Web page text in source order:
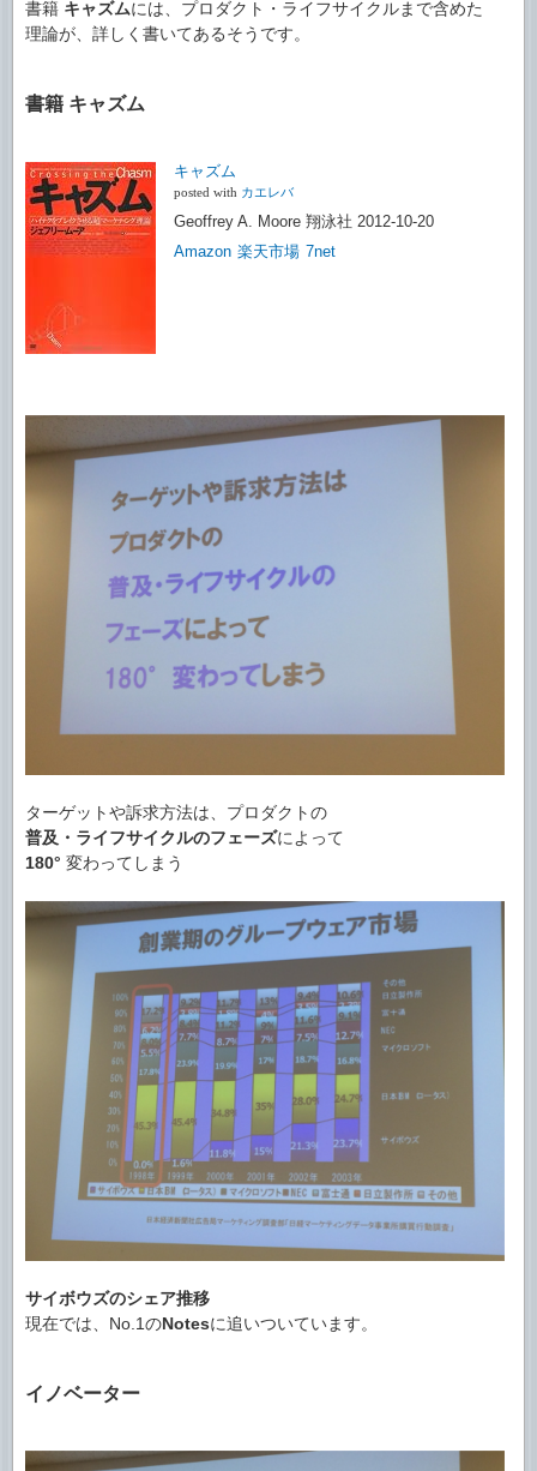
書籍 キャズムには、プロダクト・ライフサイクルまで含めた
理論が、詳しく書いてあるそうです。
書籍 キャズム
キャズム
posted with カエレバ
Geoffrey A. Moore 翔泳社 2012-10-20
Amazon 楽天市場 7net
ターゲットや訴求方法は、プロダクトの
普及・ライフサイクルのフェーズによって
180° 変わってしまう
サイボウズのシェア推移
現在では、No.1のNotesに追いついています。
イノベーター